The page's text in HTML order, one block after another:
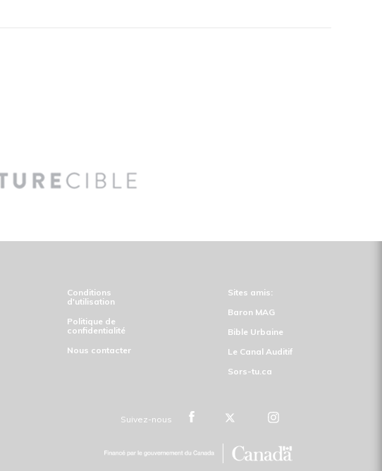
Conditions
d'utilisation
Politique de
confidentialité
Nous contacter
Sites amis:
Baron MAG
Bible Urbaine
Le Canal Auditif
Sors-tu.ca
Suivez-nous